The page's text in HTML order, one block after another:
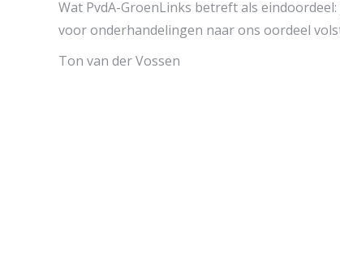
Wat PvdA-GroenLinks betreft als
voor onderhandelingen naar ons oordeel
Ton van der Vossen